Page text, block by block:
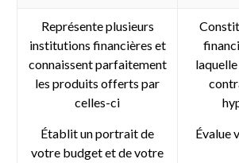
Représente plusieurs
institutions financières et
connaissent parfaitement
les produits offerts par
celles-ci
Établit un portrait de
votre budget et de votre
Évalue